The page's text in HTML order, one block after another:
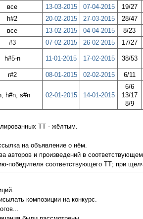
все 13-03-2015 07-04-2015 19/27
h#2 20-02-2015 27-03-2015 28/47
все 13-02-2015 04-04-2015 8/23
#3 07-02-2015 26-02-2015 17/27
h#5-n 11-01-2015 17-02-2015 38/53
r#2 08-01-2015 02-02-2015 6/11
h#n, s#n 02-01-2015 14-01-2015
6/6
13/17
8/9
ТТ - жёлтым.
на объявление о нём.
авторов и произведений в
победителя соответствующего ТТ; при
композиции на конкурс.